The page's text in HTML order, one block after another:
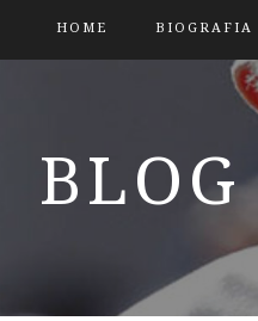
HOME BIOGRAFIA